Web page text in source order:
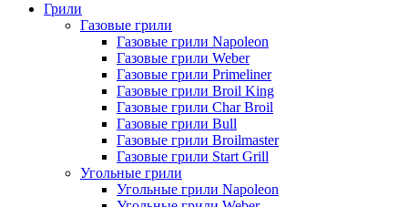
Грили
Газовые грили
Газовые грили Napoleon
Газовые грили Weber
Газовые грили Primeliner
Газовые грили Broil King
Газовые грили Char Broil
Газовые грили Bull
Газовые грили Broilmaster
Газовые грили Start Grill
Угольные грили
Угольные грили Napoleon